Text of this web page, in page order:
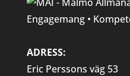
Engagemang •
ADRESS:
Eric Perssons väg 53